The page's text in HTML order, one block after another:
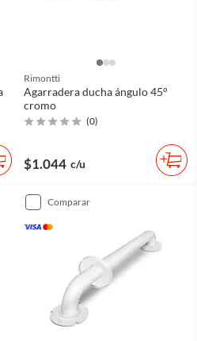
Rimontti
Agarradera ducha ángulo 45°
cromo
(0)
$1.044 c/u
comparar